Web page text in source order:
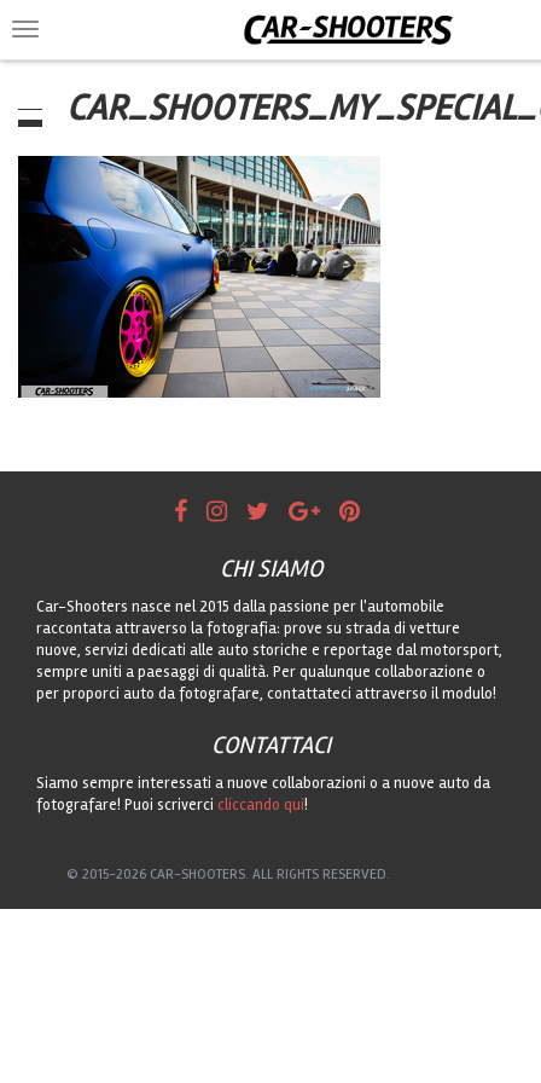
Toggle
navigation
CHI SIAMO
Car-Shooters nasce nel 2015 dalla passione per l'automobile
raccontata attraverso la fotografia: prove su strada di vetture
nuove, servizi dedicati alle auto storiche e reportage dal motorsport,
sempre uniti a paesaggi di qualità. Per qualunque collaborazione o
per proporci auto da fotografare, contattateci attraverso il modulo!
CONTATTACI
Siamo sempre interessati a nuove collaborazioni o a nuove auto da
fotografare! Puoi scriverci cliccando qui!
© 2015-2026 CAR-SHOOTERS. ALL RIGHTS RESERVED.